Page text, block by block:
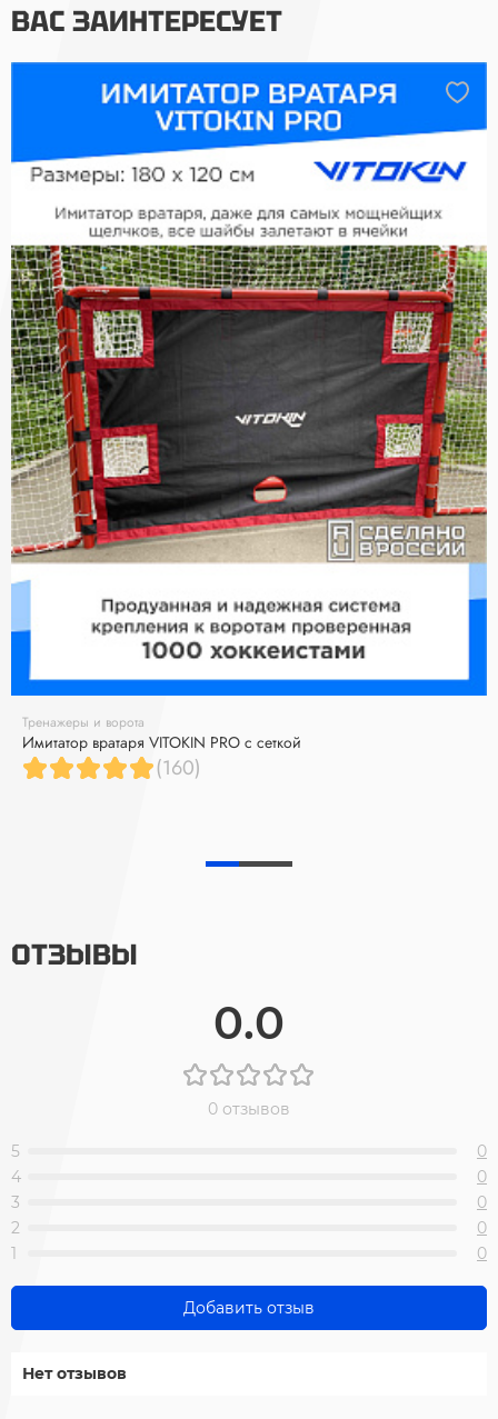
ВАС ЗАИНТЕРЕСУЕТ
Тренажеры и ворота
Имитатор вратаря VITOKIN PRO с сеткой
(160)
ОТЗЫВЫ
0.0
0 отзывов
5
0
4
0
3
0
2
0
1
0
Добавить отзыв
Нет отзывов